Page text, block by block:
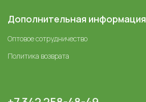
Дополнительная информация
Оптовое сотрудничество
Политика возврата